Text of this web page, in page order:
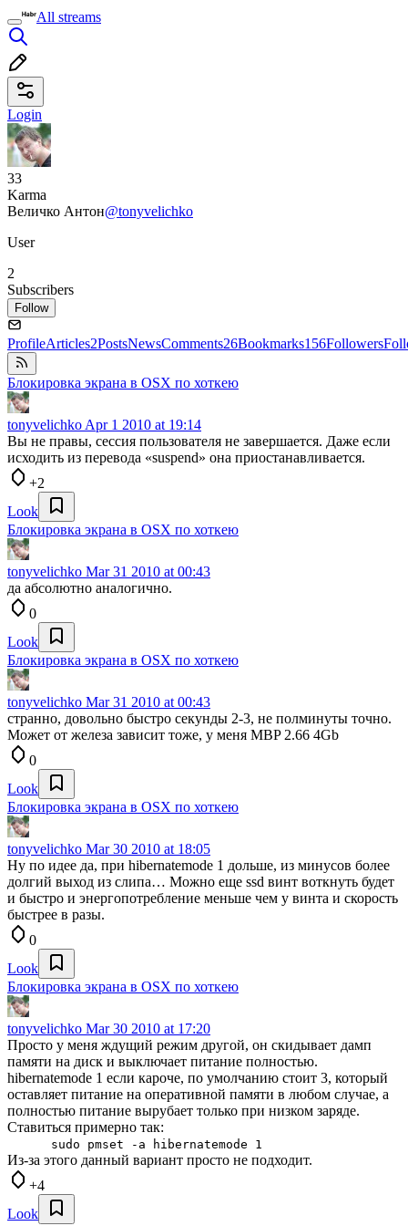
All streams
Login
33
Karma
Величко Антон@tonyvelichko
User
2
Subscribers
Follow
ProfileArticles2PostsNewsComments26Bookmarks156Followers
Блокировка экрана в OSX по хоткею
tonyvelichko Apr 1 2010 at 19:14
Вы не правы, сессия пользователя не завершается. Даже если
исходить из перевода «suspend» она приостанавливается.
+2
Look
Блокировка экрана в OSX по хоткею
tonyvelichko Mar 31 2010 at 00:43
да абсолютно аналогично.
0
Look
Блокировка экрана в OSX по хоткею
tonyvelichko Mar 31 2010 at 00:43
странно, довольно быстро секунды 2-3, не полминуты точно.
Может от железа зависит тоже, у меня MBP 2.66 4Gb
0
Look
Блокировка экрана в OSX по хоткею
tonyvelichko Mar 30 2010 at 18:05
Ну по идее да, при hibernatemode 1 дольше, из минусов более
долгий выход из слипа… Можно еще ssd винт воткнуть будет
и быстро и энергопотребление меньше чем у винта и скорость
быстрее в разы.
0
Look
Блокировка экрана в OSX по хоткею
tonyvelichko Mar 30 2010 at 17:20
Просто у меня ждущий режим другой, он скидывает дамп
памяти на диск и выключает питание полностью.
hibernatemode 1 если кароче, по умолчанию стоит 3, который
оставляет питание на оперативной памяти в любом случае, а
полностью питание вырубает только при низком заряде.
Ставиться примерно так:
sudo pmset -a hibernatemode 1
Из-за этого данный вариант просто не подходит.
+4
Look